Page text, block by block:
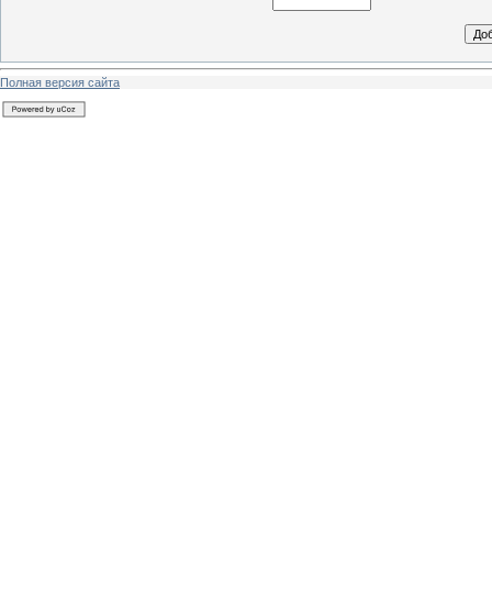
Полная версия сайта